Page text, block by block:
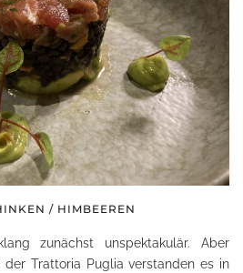
/ HIMBEEREN
zunächst unspektakulär. Aber
der Trattoria Puglia verstanden es in